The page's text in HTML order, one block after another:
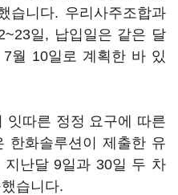
습니다. 우리사주조합과
일, 납입일은 같은 달
월 10일로 계획한 바 있
잇따른 정정 요구에 따른
한화솔루션이 제출한 유
지난달 9일과 30일 두 차
습니다.